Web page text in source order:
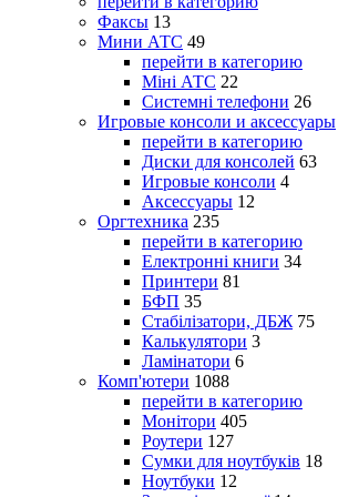
Факсы 13
Мини АТС 49
перейти в категорию
Міні АТС 22
Системні телефони 26
Игровые консоли и аксессуары
перейти в категорию
Диски для консолей 63
Игровые консоли 4
Аксессуары 12
Оргтехника 235
перейти в категорию
Електронні книги 34
Принтери 81
БФП 35
Стабілізатори, ДБЖ 75
Калькулятори 3
Ламінатори 6
Комп'ютери 1088
перейти в категорию
Монітори 405
Роутери 127
Сумки для ноутбуків 18
Ноутбуки 12